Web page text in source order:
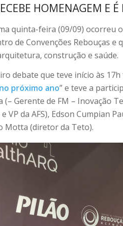
HOMENAGEM E
quinta-feira (09/09) ocorreu
de Convenções Rebouças
construção e saúde.
debate que teve início às
próximo ano” e teve a
(– Gerente de FM – Inovação
e VP da AFS), Edson Cumpian
Motta (diretor da Teto).